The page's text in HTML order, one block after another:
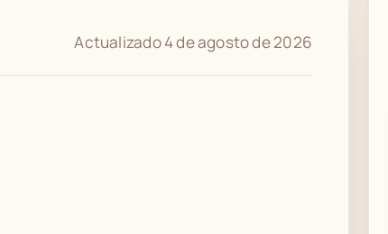
Actualizado 4 de agosto de 2026